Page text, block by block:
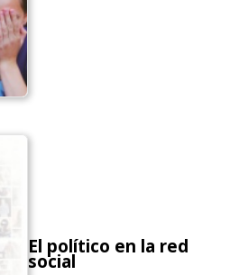
El político en la red
social